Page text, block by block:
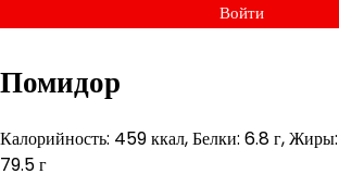
Войти
Помидор
Калорийность: 459 ккал, Белки: 6.8 г,
79.5 г